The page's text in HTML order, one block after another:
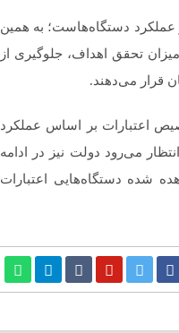
عملکرد دستگاه‌هاست؛ به همین
تحقق اهداف، جلوگیری از
قرار می‌دهند.
اعتبارات بر اساس عملکرد
می‌رود دولت نیز در ادامه
شده دستگاه‌هایی اعتبارات